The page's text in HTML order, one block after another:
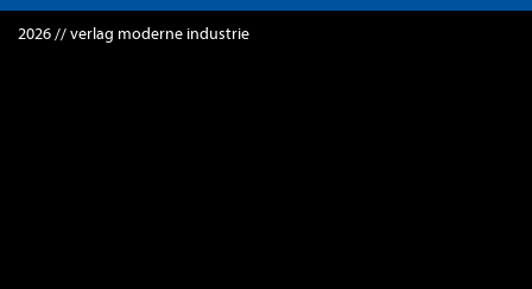
2026 // verlag moderne industrie